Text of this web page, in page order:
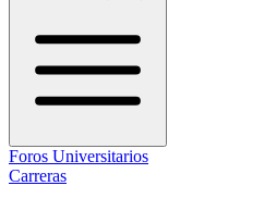
Foros Universitarios
Carreras